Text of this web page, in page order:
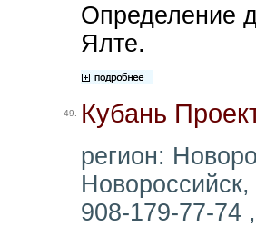
Определение
Ялте.
49. Кубань
регион:
908-179-77-74